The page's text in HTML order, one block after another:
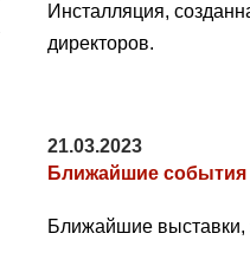
Инсталляция,
директоров.
21.03.2023
Ближайшие события
Ближайшие выставки,